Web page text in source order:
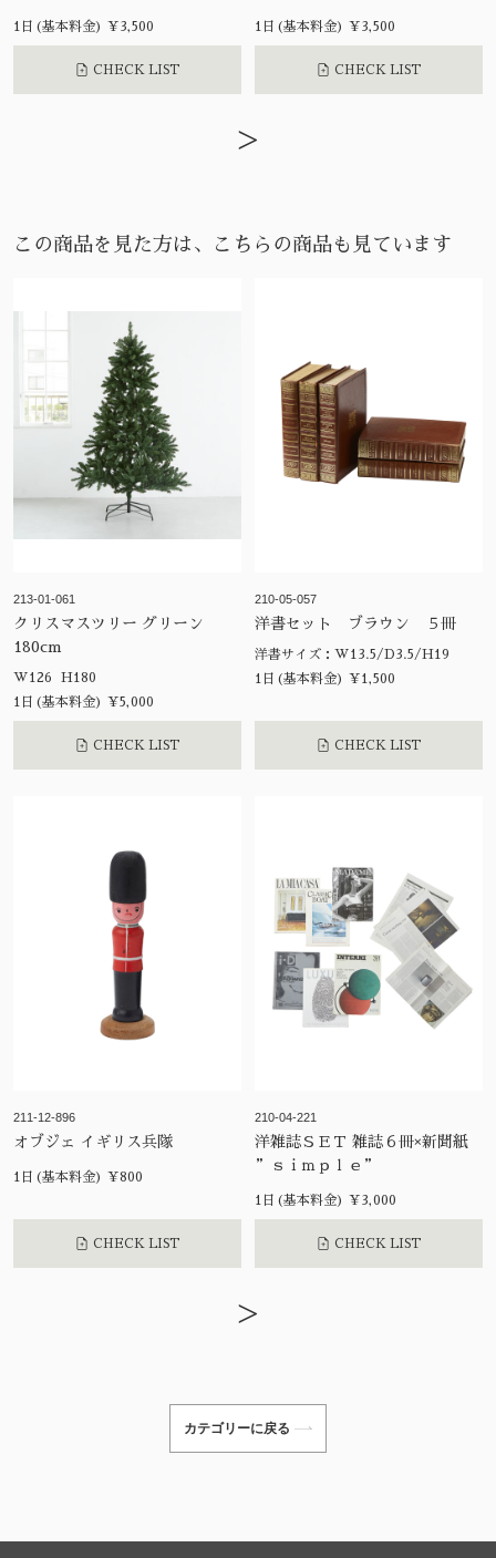
1日(基本料金) ¥3,500
CHECK LIST
1日(基本料金) ¥3,500
CHECK LIST
>
この商品を見た方は、こちらの商品も見ています
213-01-061
クリスマスツリー グリーン
180cm
W126 H180
1日(基本料金) ¥5,000
CHECK LIST
210-05-057
洋書セット ブラウン ５冊
洋書サイズ：W13.5/D3.5/H19
1日(基本料金) ¥1,500
CHECK LIST
211-12-896
オブジェ イギリス兵隊
1日(基本料金) ¥800
CHECK LIST
210-04-221
洋雑誌ＳＥＴ 雑誌６冊×新聞紙
”ｓｉｍｐｌｅ”
1日(基本料金) ¥3,000
CHECK LIST
>
カテゴリーに戻る